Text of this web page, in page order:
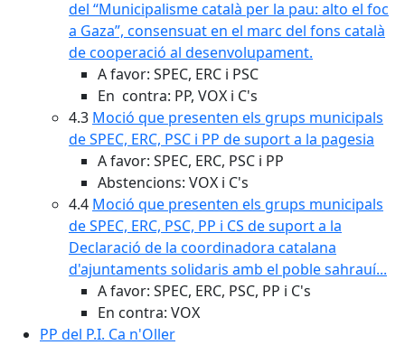
del “Municipalisme català per la pau: alto el foc
a Gaza”, consensuat en el marc del fons català
de cooperació al desenvolupament.
A favor: SPEC, ERC i PSC
En contra: PP, VOX i C's
4.3 Moció que presenten els grups municipals
de SPEC, ERC, PSC i PP de suport a la pagesia
A favor: SPEC, ERC, PSC i PP
Abstencions: VOX i C's
4.4 Moció que presenten els grups municipals
de SPEC, ERC, PSC, PP i CS de suport a la
Declaració de la coordinadora catalana
d'ajuntaments solidaris amb el poble sahrauí...
A favor: SPEC, ERC, PSC, PP i C's
En contra: VOX
PP del P.I. Ca n'Oller